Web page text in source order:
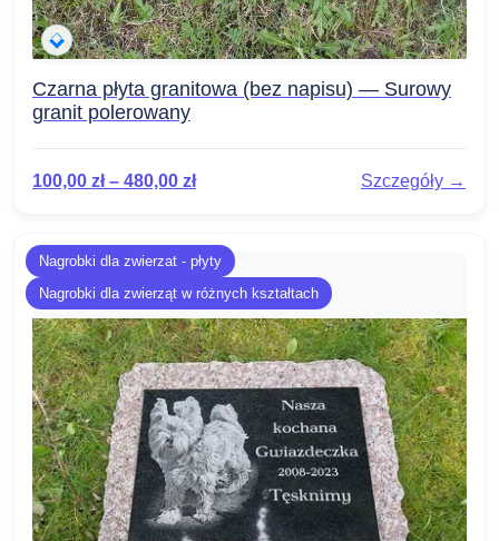
Czarna płyta granitowa (bez napisu) — Surowy
granit polerowany
100,00 zł – 480,00 zł Szczegóły →
Nagrobki dla zwierzat - płyty
Nagrobki dla zwierząt w różnych kształtach